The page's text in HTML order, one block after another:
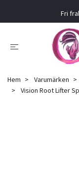
Fri
Hem Varumärken
Vision Root Lifter